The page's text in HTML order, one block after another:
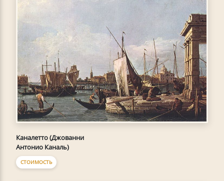
Каналетто (Джованни
Антонио Каналь)
СТОИМОСТЬ